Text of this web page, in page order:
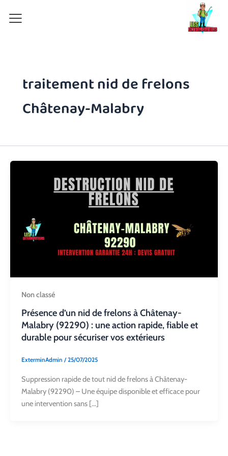
traitement nid de frelons
Châtenay-Malabry
Non classé
Présence d’un nid de frelons à Châtenay-
Malabry (92290) : une action rapide, fiable et
durable pour sécuriser vos extérieurs
ExterminAdmin /25/07/2025
Suppression rapide de tout nid de frelons à Châtenay-
Malabry (92290) – Une équipe disponible et efficace pour
une intervention sans […]